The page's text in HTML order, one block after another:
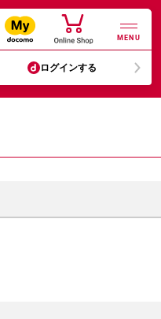
MENU
ログインする